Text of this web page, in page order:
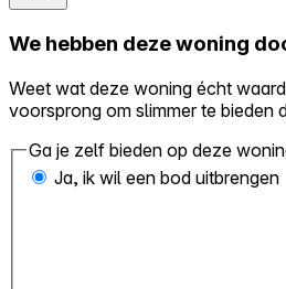
We hebben deze woning
Weet wat deze woning écht
voorsprong om slimmer te bieden
Ga je zelf bieden op deze
Ja, ik wil een bod uitbrengen